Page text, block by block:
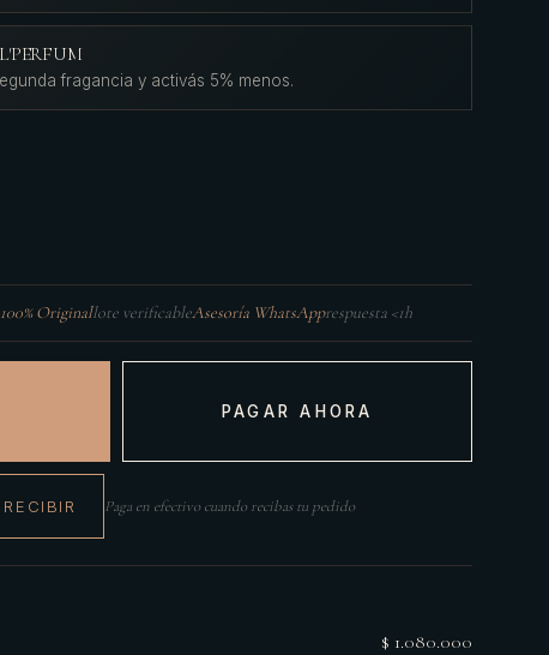
fragancia y activás 5% menos.
100% Originallote verificableAsesoría WhatsApprespuesta <1h
PAGAR AHORA
Paga en efectivo cuando recibas tu pedido
$ 1.080.000